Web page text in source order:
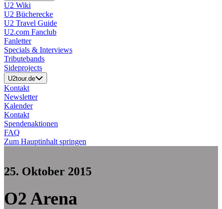
U2 Wiki
U2 Bücherecke
U2 Travel Guide
U2.com Fanclub
Fanletter
Specials & Interviews
Tributebands
Sideprojects
U2tour.de
Kontakt
Newsletter
Kalender
Kontakt
Spendenaktionen
FAQ
Zum Hauptinhalt springen
25. Oktober 2015
O2 Arena